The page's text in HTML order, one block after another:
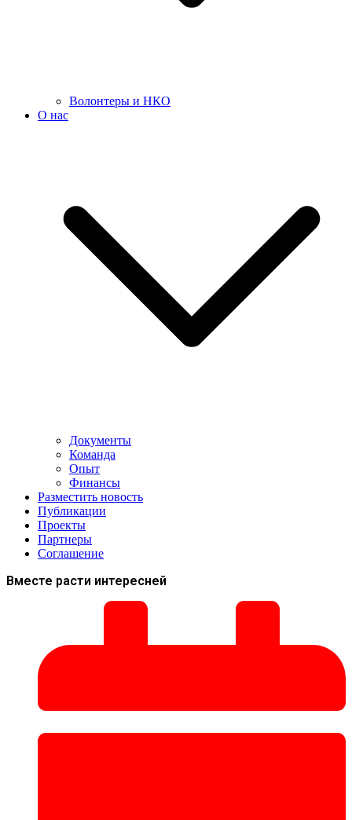
Волонтеры и НКО
О нас
Документы
Команда
Опыт
Финансы
Разместить новость
Публикации
Проекты
Партнеры
Соглашение
Вместе расти интересней